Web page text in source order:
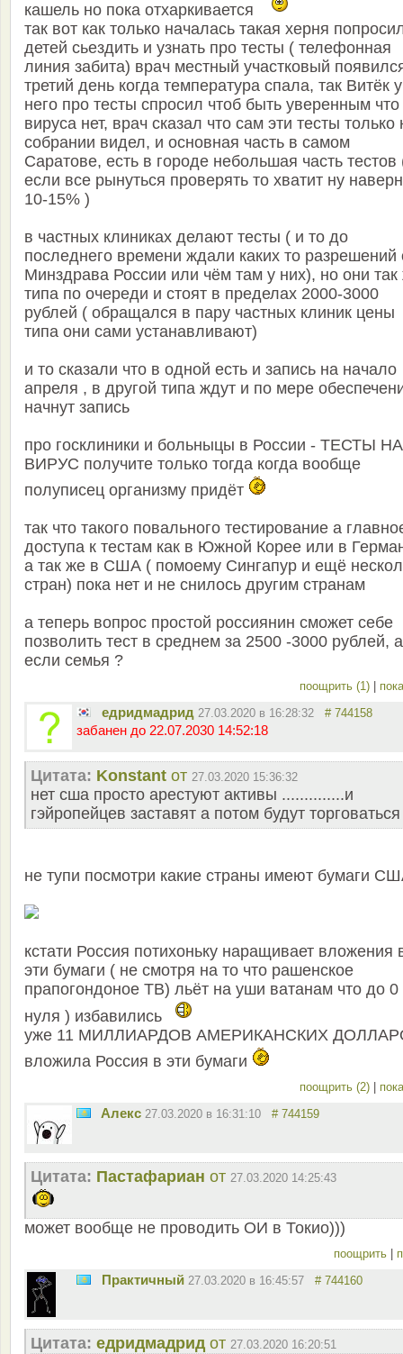
кашель но пока отхаркивается
так вот как только началась такая херня
детей сьездить и узнать про тесты ( телефонная
линия забита) врач местный участковый
третий день когда температура спала, так Витёк у
него про тесты спросил чтоб быть уверенным что
вируса нет, врач сказал что сам эти тесты только
собрании видел, и основная часть в самом
Саратове, есть в городе небольшая часть тестов
если все рынуться проверять то хватит ну
10-15% )
в частных клиниках делают тесты ( и то до
последнего времени ждали каких то разрешений
Минздрава России или чём там у них), но они так
типа по очереди и стоят в пределах 2000-3000
рублей ( обращался в пару частных клиник цены
типа они сами устанавливают)
и то сказали что в одной есть и запись на начало
апреля , в другой типа ждут и по мере
начнут запись
про госклиники и больныцы в России - ТЕСТЫ НА
ВИРУС получите только тогда когда вообще
полуписец организму придёт
так что такого повального тестирование а
доступа к тестам как в Южной Корее или в
а так же в США ( помоему Сингапур и ещё
стран) пока нет и не снилось другим странам
а теперь вопрос простой россиянин сможет себе
позволить тест в среднем за 2500 -3000 рублей, а
если семья ?
поощрить (1)
едридмадрид 27.03.2020 в 16:28:32 # 744158
забанен до 22.07.2030 14:52:18
Цитата: Konstant от 27.03.2020 15:36:32
нет сша просто арестуют активы ..............и
гэйропейцев заставят а потом будут торговаться
не тупи посмотри какие страны имеют бумаги
кстати Россия потихоньку наращивает вложения
эти бумаги ( не смотря на то что рашенское
прапогондоное ТВ) льёт на уши ватанам что до 0
нуля ) избавились
уже 11 МИЛЛИАРДОВ АМЕРИКАНСКИХ
вложила Россия в эти бумаги
поощрить (2)
Aлекс 27.03.2020 в 16:31:10 # 744159
Цитата: Пастафариан от 27.03.2020 14:25:43
может вообще не проводить ОИ в Токио)))
поощрить
Практичный 27.03.2020 в 16:45:57 # 744160
Цитата: едридмадрид от 27.03.2020 16:20:51